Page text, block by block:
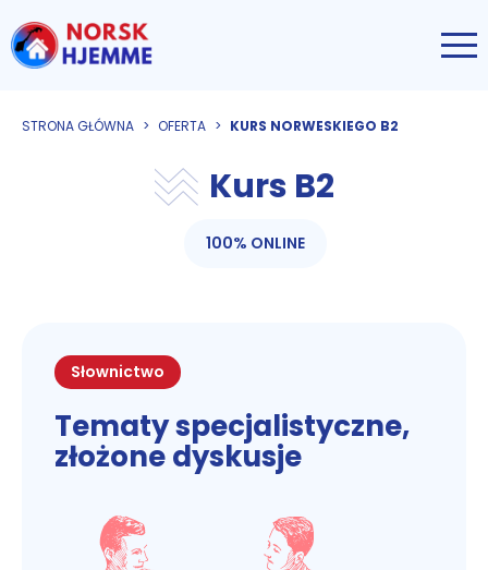
STRONA GŁÓWNA > OFERTA > KURS NORWESKIEGO B2
Kurs B2
100% ONLINE
Słownictwo
Tematy specjalistyczne,
złożone dyskusje